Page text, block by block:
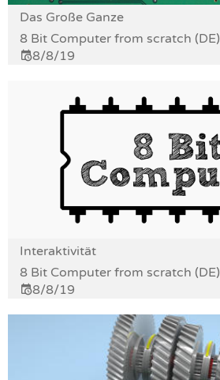
Das Große Ganze
8 Bit Computer from scratch (DE)
8/8/19
Interaktivität
8 Bit Computer from scratch (DE)
8/8/19